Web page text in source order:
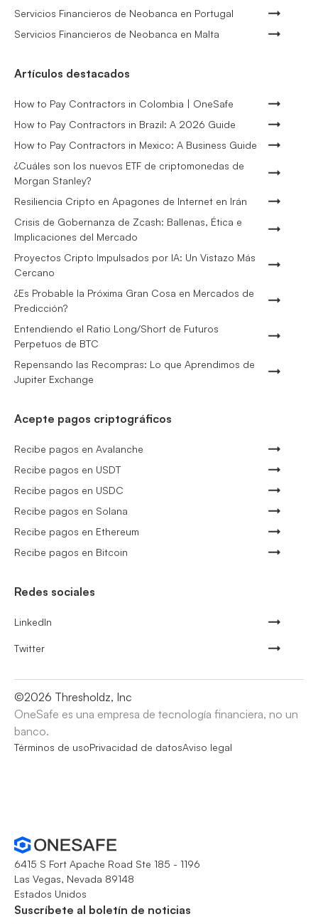
Servicios Financieros de Neobanca en Portugal
Servicios Financieros de Neobanca en Malta
Artículos destacados
How to Pay Contractors in Colombia | OneSafe
How to Pay Contractors in Brazil: A 2026 Guide
How to Pay Contractors in Mexico: A Business Guide
¿Cuáles son los nuevos ETF de criptomonedas de
Morgan Stanley?
Resiliencia Cripto en Apagones de Internet en Irán
Crisis de Gobernanza de Zcash: Ballenas, Ética e
Implicaciones del Mercado
Proyectos Cripto Impulsados por IA: Un Vistazo Más
Cercano
¿Es Probable la Próxima Gran Cosa en Mercados de
Predicción?
Entendiendo el Ratio Long/Short de Futuros
Perpetuos de BTC
Repensando las Recompras: Lo que Aprendimos de
Jupiter Exchange
Acepte pagos criptográficos
Recibe pagos en Avalanche
Recibe pagos en USDT
Recibe pagos en USDC
Recibe pagos en Solana
Recibe pagos en Ethereum
Recibe pagos en Bitcoin
Redes sociales
LinkedIn
Twitter
©2026 Thresholdz, Inc
OneSafe es una empresa de tecnología financiera, no un
banco.
Términos de usoPrivacidad de datosAviso legal
6415 S Fort Apache Road Ste 185 - 1196
Las Vegas, Nevada 89148
Estados Unidos
Suscríbete al boletín de noticias